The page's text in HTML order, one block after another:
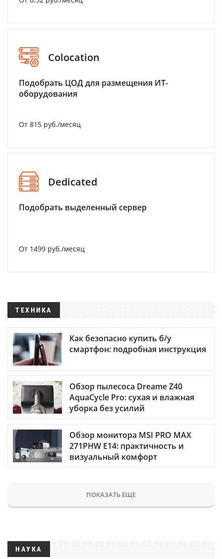
Colocation
Подобрать ЦОД для размещения ИТ-
оборудования
От 815 руб./месяц
Dedicated
Подобрать выделенный сервер
От 1499 руб./месяц
ТЕХНИКА
Как безопасно купить б/у
смартфон: подробная инструкция
Обзор пылесоса Dreame Z40
AquaCycle Pro: сухая и влажная
уборка без усилий
Обзор монитора MSI PRO MAX
271PHW E14: практичность и
визуальный комфорт
ПОКАЗАТЬ ЕЩЕ
НАУКА